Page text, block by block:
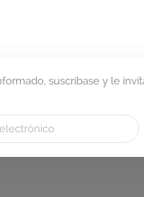
suscríbase y le